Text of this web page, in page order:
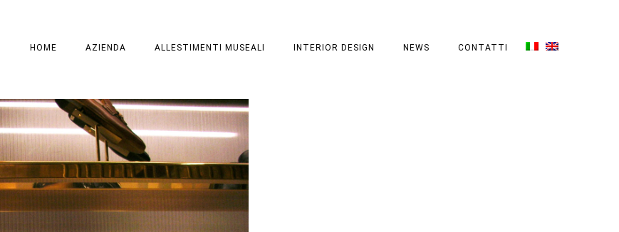
HOME AZIENDA ALLESTIMENTI MUSEALI INTERIOR DESIGN NEWS CONTATTI